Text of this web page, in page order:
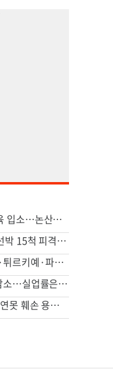
천하람, 현역 의원 최초 신병교육 입소…논산서 2박3일 생활
UAE 국영석유사 "호르무즈서 선박 15척 피격…이번주에도 3척"
흔들리는 미국 영향력…사우디·튀르키예·파키스탄 안보 손잡았다(종합)
美 7월 고용 예상밖 2만3천명 감소…실업률은 4.1%로 떨어져(종합)
법원, '무리한 기소' 워싱턴 인공연못 훼손 용의자 공소기각